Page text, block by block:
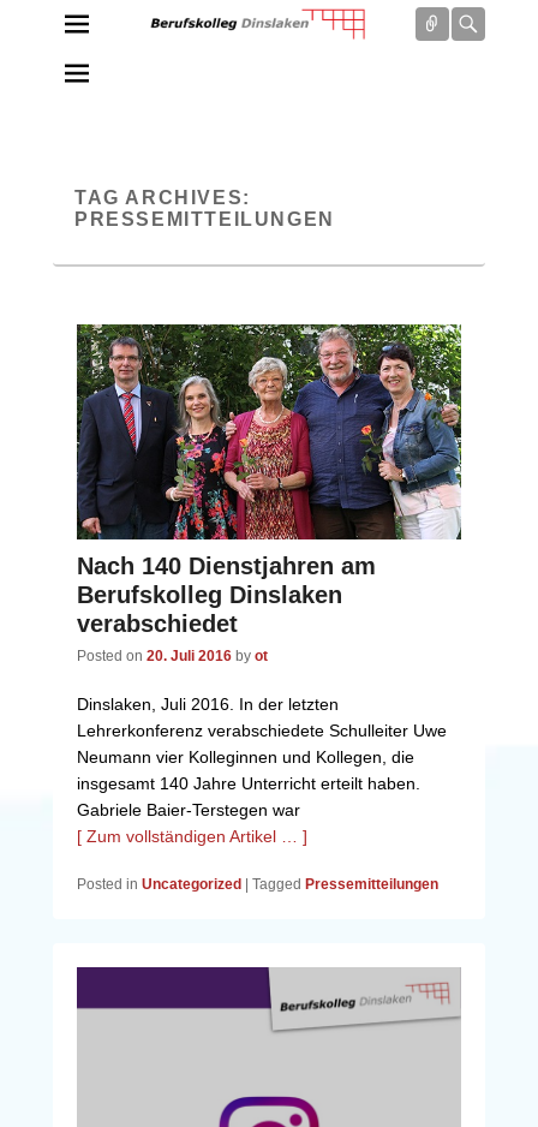
Connect
TAG ARCHIVES:
PRESSEMITTEILUNGEN
Nach 140 Dienstjahren am
Berufskolleg Dinslaken
verabschiedet
Posted on 20. Juli 2016 by ot
Dinslaken, Juli 2016. In der letzten
Lehrerkonferenz verabschiedete Schulleiter Uwe
Neumann vier Kolleginnen und Kollegen, die
insgesamt 140 Jahre Unterricht erteilt haben.
Gabriele Baier-Terstegen war
[ Zum vollständigen Artikel … ]
Posted in Uncategorized Tagged Pressemitteilungen